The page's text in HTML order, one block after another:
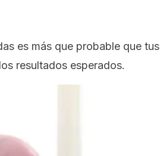
es más que probable que tus
resultados esperados.